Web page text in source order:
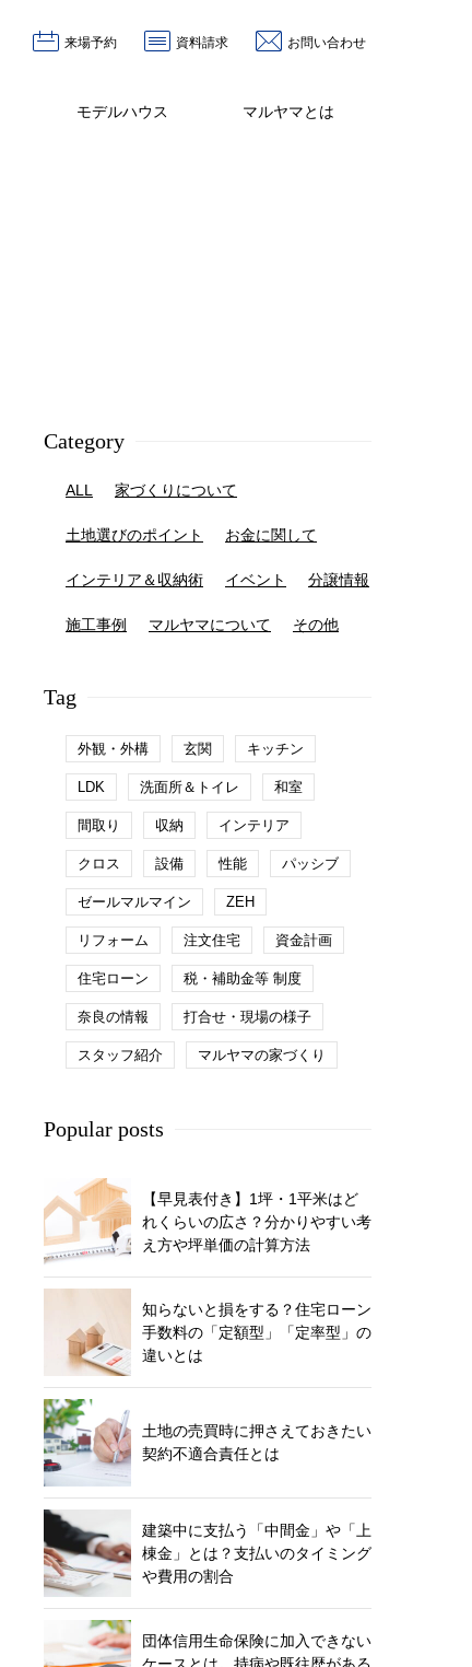
来場予約 資料請求 お問い合わせ
モデルハウス マルヤマとは
Category
ALL 家づくりについて
土地選びのポイント お金に関して
インテリア＆収納術 イベント 分譲情報
施工事例 マルヤマについて その他
Tag
外観・外構 玄関 キッチン
LDK 洗面所＆トイレ 和室
間取り 収納 インテリア
クロス 設備 性能 パッシブ
ゼールマルマイン ZEH
リフォーム 注文住宅 資金計画
住宅ローン 税・補助金等 制度
奈良の情報 打合せ・現場の様子
スタッフ紹介 マルヤマの家づくり
Popular posts
【早見表付き】1坪・1平米はど
れくらいの広さ？分かりやすい考
え方や坪単価の計算方法
知らないと損をする？住宅ローン
手数料の「定額型」「定率型」の
違いとは
土地の売買時に押さえておきたい
契約不適合責任とは
建築中に支払う「中間金」や「上
棟金」とは？支払いのタイミング
や費用の割合
団体信用生命保険に加入できない
ケースとは。持病や既往歴がある